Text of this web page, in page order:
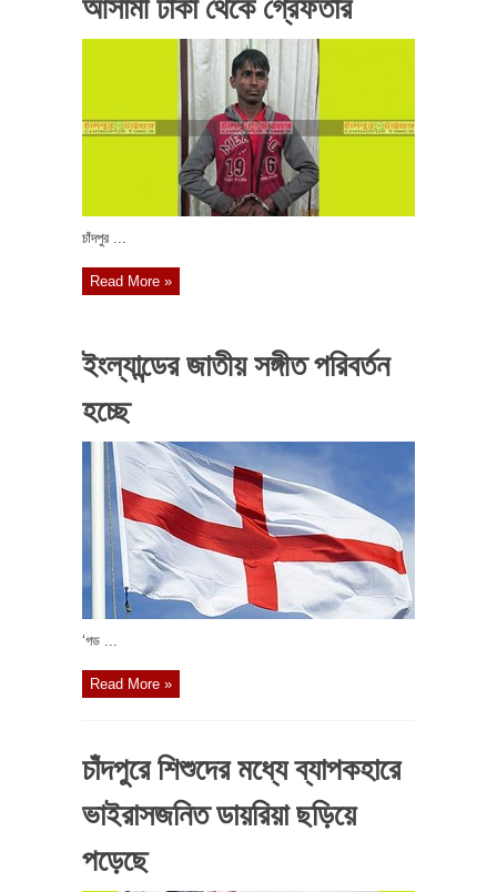
চাঁদপুর ...
Read More »
ইংল্যান্ডের জাতীয় সঙ্গীত পরিবর্তন
হচ্ছে
‘গড ...
Read More »
চাঁদপুরে শিশুদের মধ্যে ব্যাপকহারে
ভাইরাসজনিত ডায়রিয়া ছড়িয়ে
পড়েছে